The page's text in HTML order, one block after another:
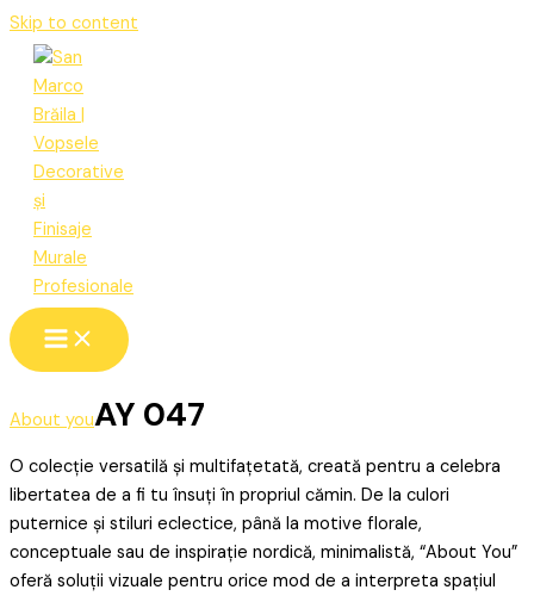
Skip to content
About youAY 047
O colecție versatilă și multifațetată, creată pentru a celebra
libertatea de a fi tu însuți în propriul cămin. De la culori
puternice și stiluri eclectice, până la motive florale,
conceptuale sau de inspirație nordică, minimalistă, “About You”
oferă soluții vizuale pentru orice mod de a interpreta spațiul